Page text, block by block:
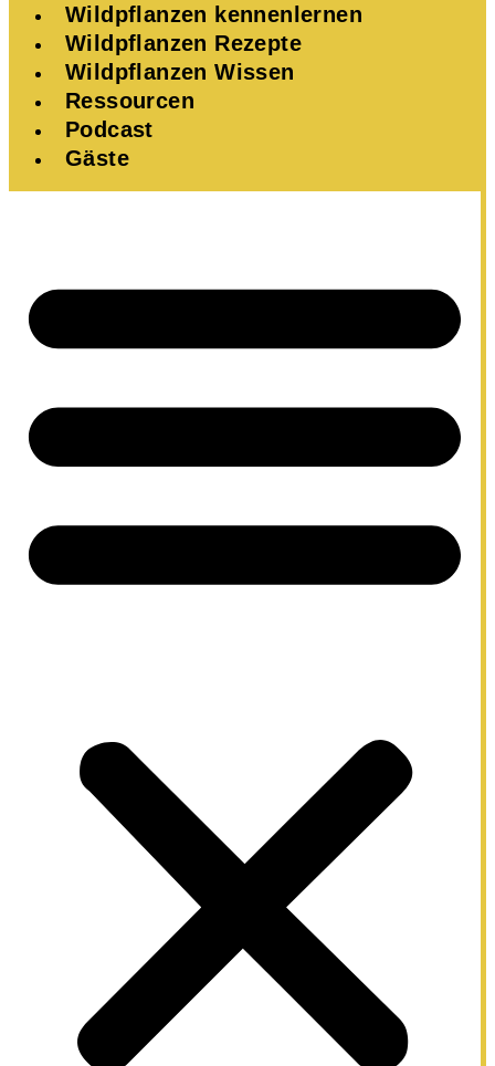
Wildpflanzen kennenlernen
Wildpflanzen Rezepte
Wildpflanzen Wissen ​
Ressourcen
Podcast
Gäste